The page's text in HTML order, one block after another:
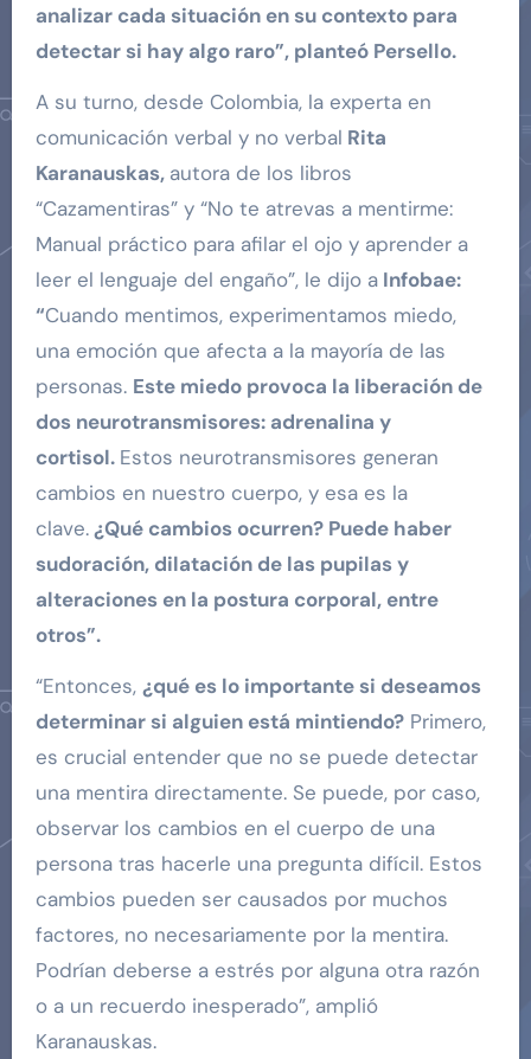
analizar cada situación en su contexto para
detectar si hay algo raro”, planteó Persello.
A su turno, desde Colombia, la experta en
comunicación verbal y no verbal Rita
Karanauskas, autora de los libros
“Cazamentiras” y “No te atrevas a mentirme:
Manual práctico para afilar el ojo y aprender a
leer el lenguaje del engaño”, le dijo aInfobae:
“Cuando mentimos, experimentamos miedo,
una emoción que afecta a la mayoría de las
personas. Este miedo provoca la liberación de
dos neurotransmisores: adrenalina y
cortisol. Estos neurotransmisores generan
cambios en nuestro cuerpo, y esa es la
clave.¿Qué cambios ocurren? Puede haber
sudoración, dilatación de las pupilas y
alteraciones en la postura corporal, entre
otros”.
“Entonces, ¿qué es lo importante si deseamos
determinar si alguien está mintiendo?Primero,
es crucial entender que no se puede detectar
una mentira directamente. Se puede, por caso,
observar los cambios en el cuerpo de una
persona tras hacerle una pregunta difícil. Estos
cambios pueden ser causados por muchos
factores, no necesariamente por la mentira.
Podrían deberse a estrés por alguna otra razón
o a un recuerdo inesperado”, amplió
Karanauskas.